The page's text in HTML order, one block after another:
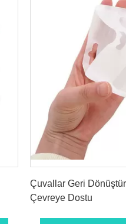
Çuvallar Geri
Çevreye Dostu